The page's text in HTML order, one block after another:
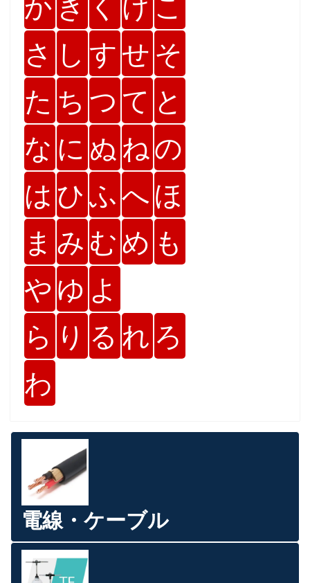
さ し すせ そ
た ち つ て と
な に ぬ ねの
は ひふへほ
ま み むめ も
や ゆ よ
ら り る れ ろ
わ
電線・ケーブル